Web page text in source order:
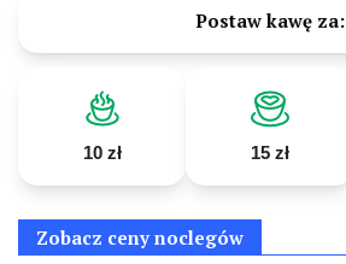
Postaw kawę za:
10 zł 15 zł
Zobacz ceny noclegów